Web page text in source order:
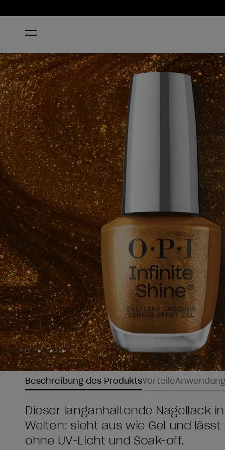
STARTSEITE STUNSTOPPABLE
Skip to slide1
Skip to slide2
Skip to slide3
Skip to slide4
Beschreibung des ProduktsVorteileAnwendung
Dieser langanhaltende Nagellack
Welten: sieht aus wie Gel und
ohne UV-Licht und Soak-off.